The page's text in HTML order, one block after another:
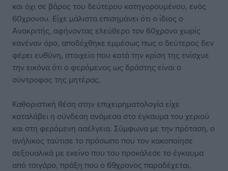
και όχι σε βάρος του δεύτερου κατηγορουμένου, ενός
60χρονου. Είχε μάλιστα επισημάνει ότι ο ίδιος ο
Ανακριτής, αφήνοντας ελεύθερο τον 60χρονο χωρίς
κανέναν όρο, αποδέχθηκε εμμέσως πως ο δεύτερος δεν
φέρει ευθύνη, στοιχείο που κατά την κρίση της ενίσχυε
την εικόνα ότι ο φερόμενος ως δράστης είναι ο
σύντροφος της μητέρας.
Καθοριστική θέση στην επιχειρηματολογία είχε
καταλάβει η σύνδεση ανάμεσα στο έγκαυμα του χεριού
και στη φερόμενη ασέλγεια. Σύμφωνα με την πρόταση, ο
ανήλικος ταύτισε το πρόσωπο που τον κακοποίησε
σεξουαλικά με εκείνο που του προκάλεσε το έγκαυμα
από τσιγάρο, πράξη που ο 69χρονος παραδέχεται,